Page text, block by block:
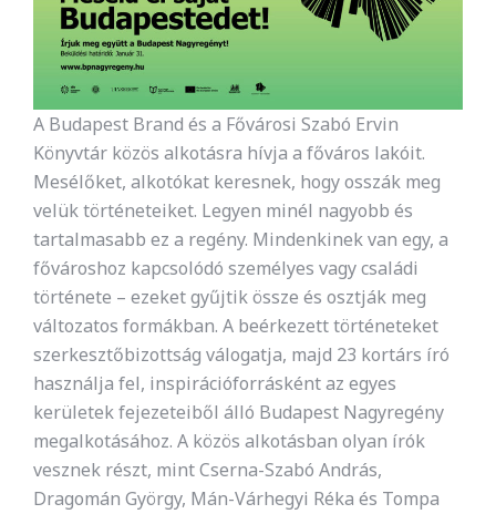
A Budapest Brand és a Fővárosi Szabó Ervin
Könyvtár közös alkotásra hívja a főváros lakóit.
Mesélőket, alkotókat keresnek, hogy osszák meg
velük történeteiket. Legyen minél nagyobb és
tartalmasabb ez a regény. Mindenkinek van egy, a
fővároshoz kapcsolódó személyes vagy családi
története – ezeket gyűjtik össze és osztják meg
változatos formákban. A beérkezett történeteket
szerkesztőbizottság válogatja, majd 23 kortárs író
használja fel, inspirációforrásként az egyes
kerületek fejezeteiből álló Budapest Nagyregény
megalkotásához. A közös alkotásban olyan írók
vesznek részt, mint Cserna-Szabó András,
Dragomán György, Mán-Várhegyi Réka és Tompa